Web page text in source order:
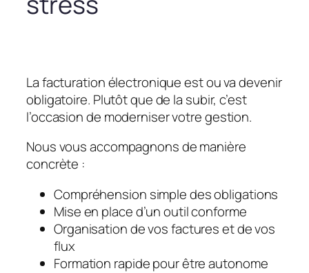
La facturation électronique est ou va devenir
obligatoire. Plutôt que de la subir, c’est
l’occasion de moderniser votre gestion.
Nous vous accompagnons de manière
concrète :
Compréhension simple des obligations
Mise en place d’un outil conforme
Organisation de vos factures et de vos
flux
Formation rapide pour être autonome